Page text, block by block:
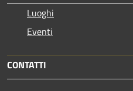
Luoghi
Eventi
CONTATTI